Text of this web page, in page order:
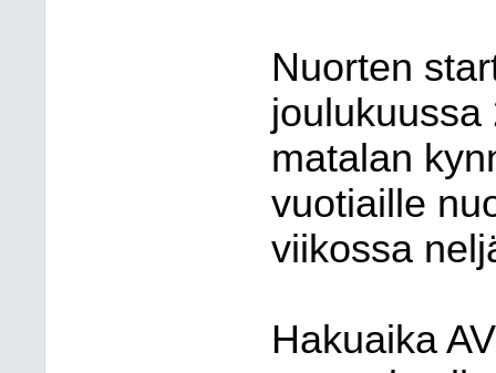
Nuorten
joulukuussa
matalan
vuotiaille
viikossa
Hakuaika